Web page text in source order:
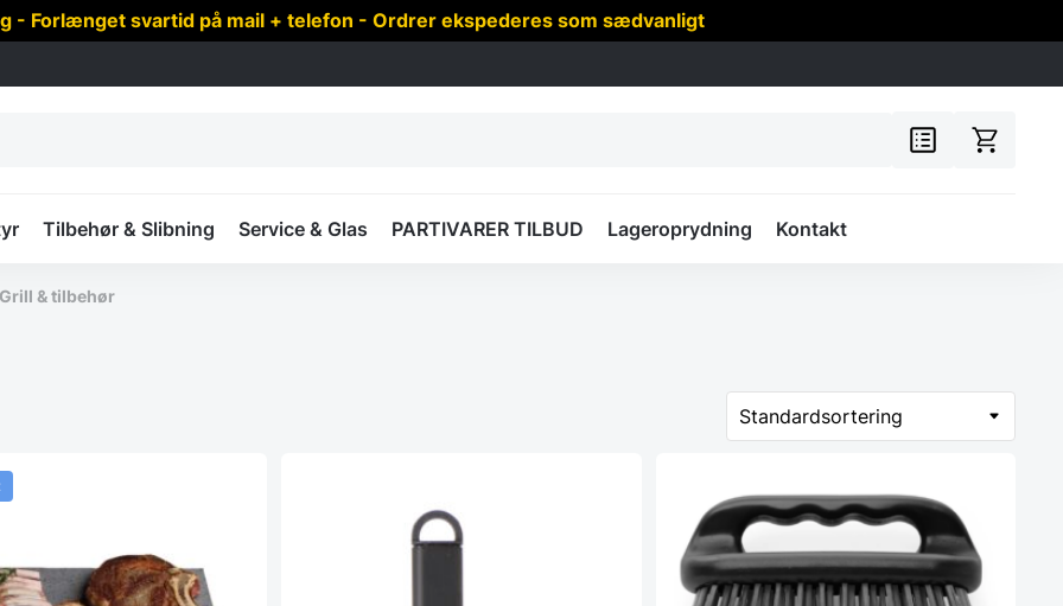
- Forlænget svartid på mail + telefon - Ordrer ekspederes som sædvanligt
Tilbehør & Slibning Service & Glas PARTIVARER TILBUD Lageroprydning Kontakt
Grill & tilbehør